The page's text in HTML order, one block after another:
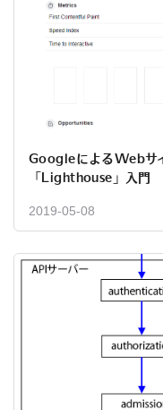
GoogleによるWebサ
「Lighthouse」入門
2019-05-08